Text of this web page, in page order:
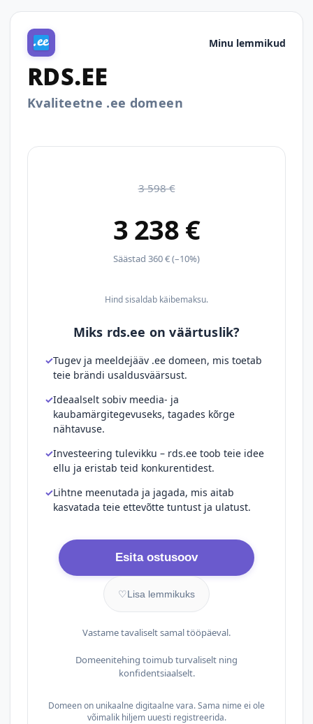
Minu lemmikud
RDS.EE
Kvaliteetne .ee domeen
3 598 €
3 238 €
Säästad 360 € (–10%)
Hind sisaldab käibemaksu.
Miks rds.ee on väärtuslik?
Tugev ja meeldejääv .ee domeen, mis toetab
teie brändi usaldusväärsust.
Ideaalselt sobiv meedia- ja
kaubamärgitegevuseks, tagades kõrge
nähtavuse.
Investeering tulevikku – rds.ee toob teie idee
ellu ja eristab teid konkurentidest.
Lihtne meenutada ja jagada, mis aitab
kasvatada teie ettevõtte tuntust ja ulatust.
Esita ostusoov
♡Lisa lemmikuks
Vastame tavaliselt samal tööpäeval.
Domeenitehing toimub turvaliselt ning
konfidentsiaalselt.
Domeen on unikaalne digitaalne vara. Sama nime ei ole
võimalik hiljem uuesti registreerida.